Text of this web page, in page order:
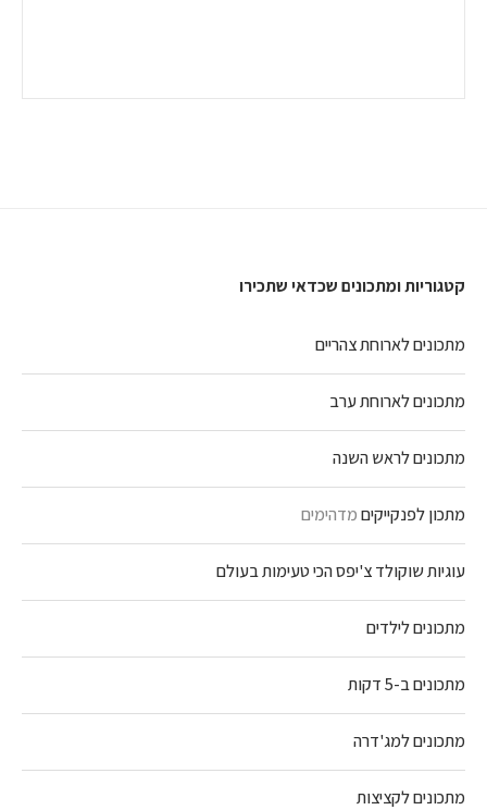
קטגוריות ומתכונים שכדאי שתכירו
מתכונים לארוחת צהריים
מתכונים לארוחת ערב
מתכונים לראש השנה
מתכון לפנקייקיםמדהימים
עוגיות שוקולד צ'יפס הכי טעימות בעולם
מתכונים לילדים
מתכונים ב-5 דקות
מתכונים למג'דרה
מתכונים לקציצות